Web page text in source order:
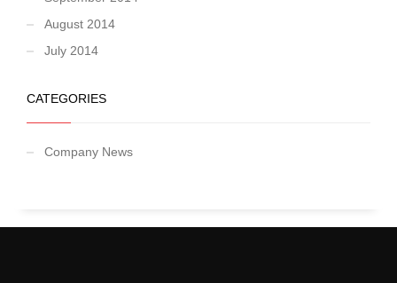
August 2014
July 2014
CATEGORIES
Company News